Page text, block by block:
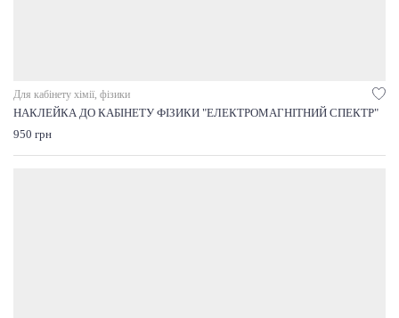
Для кабінету хімії, фізики
НАКЛЕЙКА ДО КАБІНЕТУ ФІЗИКИ "ЕЛЕКТРОМАГНІТНИЙ СПЕКТР"
950 грн